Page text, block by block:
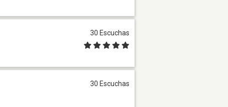
30 Escuchas
30 Escuchas